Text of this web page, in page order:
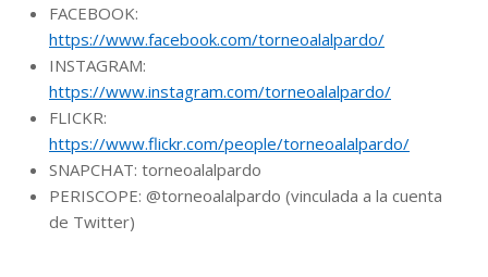
FACEBOOK:
https://www.facebook.com/torneoalalpardo/
INSTAGRAM:
https://www.instagram.com/torneoalalpardo/
FLICKR:
https://www.flickr.com/people/torneoalalpardo/
SNAPCHAT: torneoalalpardo
PERISCOPE: @torneoalalpardo (vinculada a la cuenta
de Twitter)